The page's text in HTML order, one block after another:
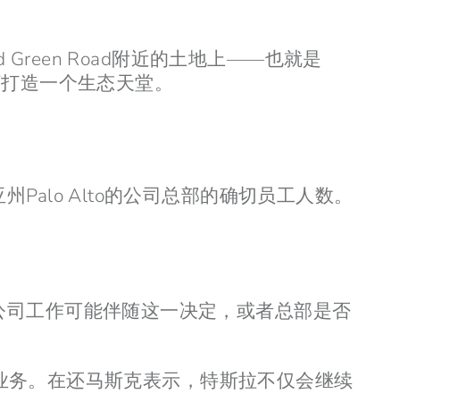
Green Road附近的土地上——也就是
造一个生态天堂。
Palo Alto的公司总部的确切员工人数。
工作可能伴随这一决定，或者总部是否
。在还马斯克表示，特斯拉不仅会继续